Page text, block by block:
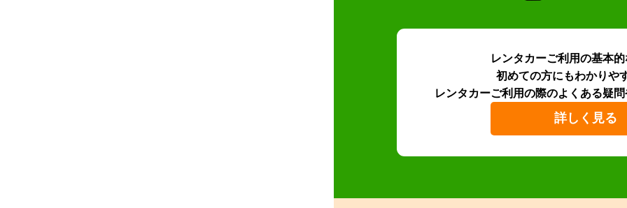
レンタカーご利用の基本
初めての方にもわかりや
レンタカーご利用の際のよくある疑問
詳しく見る